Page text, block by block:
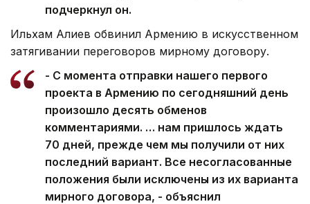
подчеркнул он.
Ильхам Алиев обвинил Армению в искусственном
затягивании переговоров мирному договору.
- С момента отправки нашего первого
проекта в Армению по сегодняшний день
произошло десять обменов
комментариями. … нам пришлось ждать
70 дней, прежде чем мы получили от них
последний вариант. Все несогласованные
положения были исключены из их варианта
мирного договора, - объяснил